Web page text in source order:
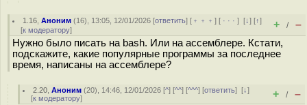
1.16 ,Аноним (16), 13:05, 12/01/2026 [ответить] [ ﹢﹢﹢] [ · · ·][↓] [↑]
[к модератору] + / –
Нужно было писать на bash. Или на ассемблере. Кстати,
подскажите, какие популярные программы за последнее
время, написаны на ассемблере?
2.20 ,Аноним (20), 14:46, 12/01/2026 [^] [^^] [^^^] [ответить][↓]
[к модератору] + / –